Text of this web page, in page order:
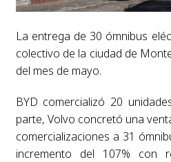
La entrega de 30 ómnibus
colectivo de la ciudad de
del mes de mayo.
BYD comercializó 20
parte, Volvo concretó una
comercializaciones a 31
incremento del 107% con